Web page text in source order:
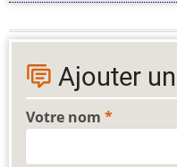
Ajouter
Votre nom